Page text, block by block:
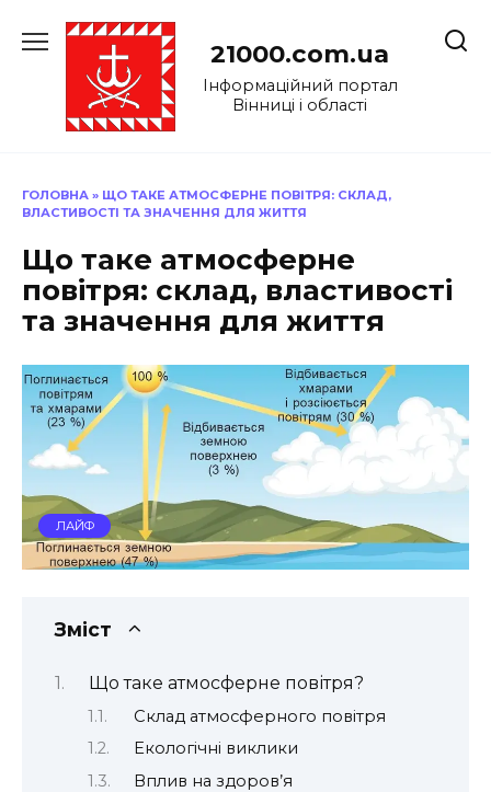
до
21000.com.ua
Інформаційний портал
Вінниці і області
ГОЛОВНА » ЩО ТАКЕ АТМОСФЕРНЕ ПОВІТРЯ: СКЛАД,
ВЛАСТИВОСТІ ТА ЗНАЧЕННЯ ДЛЯ ЖИТТЯ
Що таке атмосферне
повітря: склад, властивості
та значення для життя
ЛАЙФ
Зміст
Що таке атмосферне повітря?
Склад атмосферного повітря
Екологічні виклики
Вплив на здоров’я